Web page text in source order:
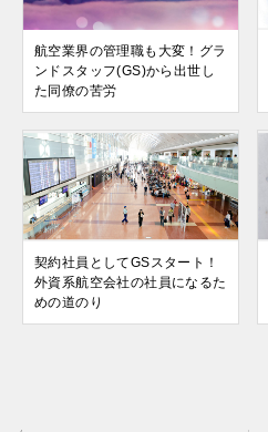
航空業界の管理職も大変！グラ
ンドスタッフ(GS)から出世し
た同僚の苦労
契約社員としてGSスタート！
外資系航空会社の社員になるた
めの道のり